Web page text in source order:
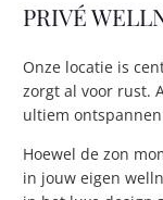
PRIVÉ
Onze locatie is
zorgt al voor rust.
ultiem
Hoewel de zon
in jouw eigen